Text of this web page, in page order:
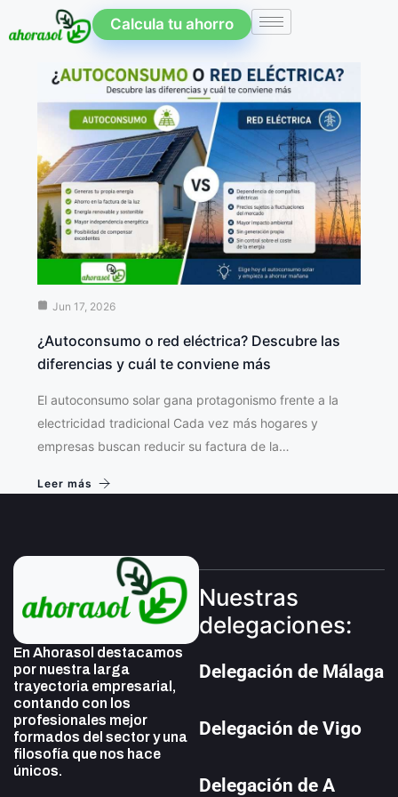
Calcula tu ahorro
Jun 17, 2026
¿Autoconsumo o red eléctrica? Descubre las
diferencias y cuál te conviene más
El autoconsumo solar gana protagonismo frente a la
electricidad tradicional Cada vez más hogares y
empresas buscan reducir su factura de la…
Leer más
En Ahorasol destacamos
por nuestra larga
trayectoria empresarial,
contando con los
profesionales mejor
formados del sector y una
filosofía que nos hace
únicos.
Nuestras
delegaciones:
Delegación de Málaga
Delegación de Vigo
Delegación de A